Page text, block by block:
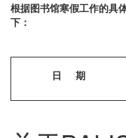
根据图书馆寒假工作的具
下：
日 期